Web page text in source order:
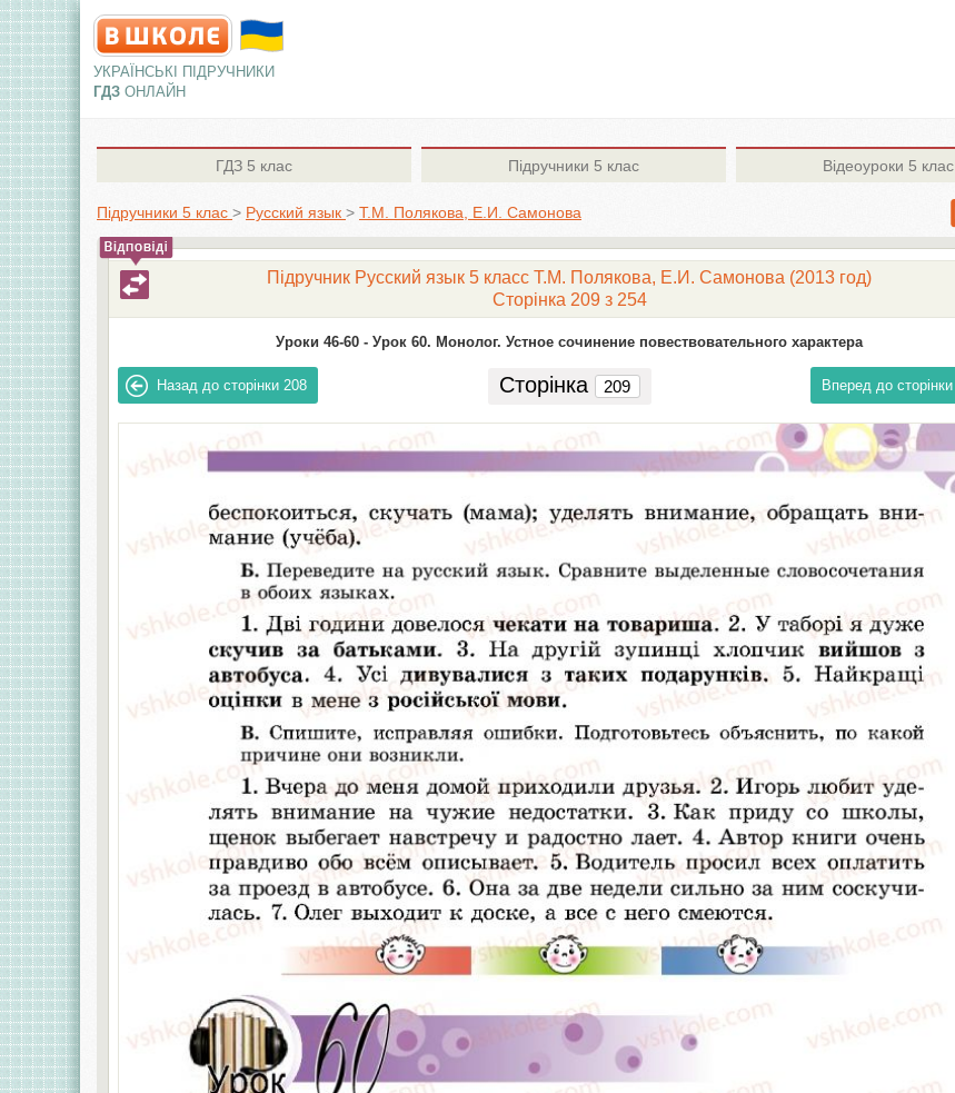
УКРАЇНСЬКІ ПІДРУЧНИКИ
ГДЗ ОНЛАЙН
ГДЗ 5 клас Підручники 5 клас Відеоуроки 5 клас
Підручники 5 клас > Русский язык > Т.М. Полякова, Е.И. Самонова
Підручник Русский язык 5 класс Т.М. Полякова, Е.И. Самонова (2013 год)
Сторінка 209 з 254
Уроки 46-60 - Урок 60. Монолог. Устное сочинение повествовательного характера
Назад до сторінки 208 Сторінка Вперед до сторінки